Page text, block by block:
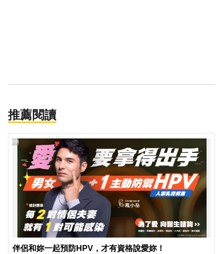
推薦閱讀
伴侶和妳一起預防HPV，才有資格說愛妳！
PR